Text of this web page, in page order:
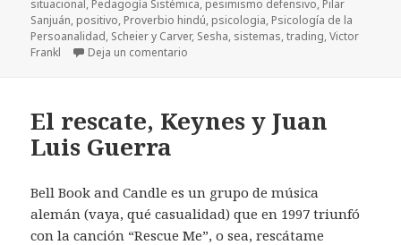
situacional, Pedagogía Sistémica, pesimismo defensivo, Pilar
Sanjuán, positivo, Proverbio hindú, psicologia, Psicología de la
Persoanalidad, Scheier y Carver, Sesha, sistemas,trading,Victor
Frankl
Deja un comentario
El rescate, Keynes y Juan
Luis Guerra
Bell Book and Candle es un grupo de música
alemán (vaya, qué casualidad) que en 1997 triunfó
con la canción “Rescue Me”, o sea, rescátame